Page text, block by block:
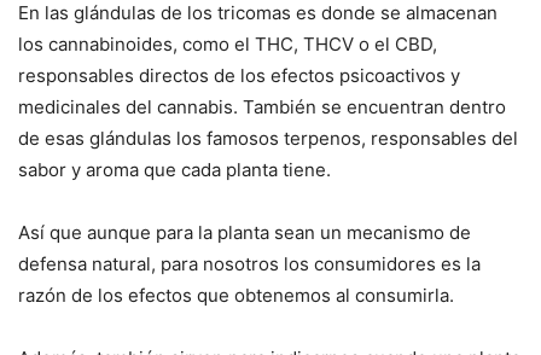
En las glándulas de los tricomas es donde se almacenan
los cannabinoides, como el THC, THCV o el CBD,
responsables directos de los efectos psicoactivos y
medicinales del cannabis. También se encuentran dentro
de esas glándulas los famosos terpenos, responsables del
sabor y aroma que cada planta tiene.
Así que aunque para la planta sean un mecanismo de
defensa natural, para nosotros los consumidores es la
razón de los efectos que obtenemos al consumirla.